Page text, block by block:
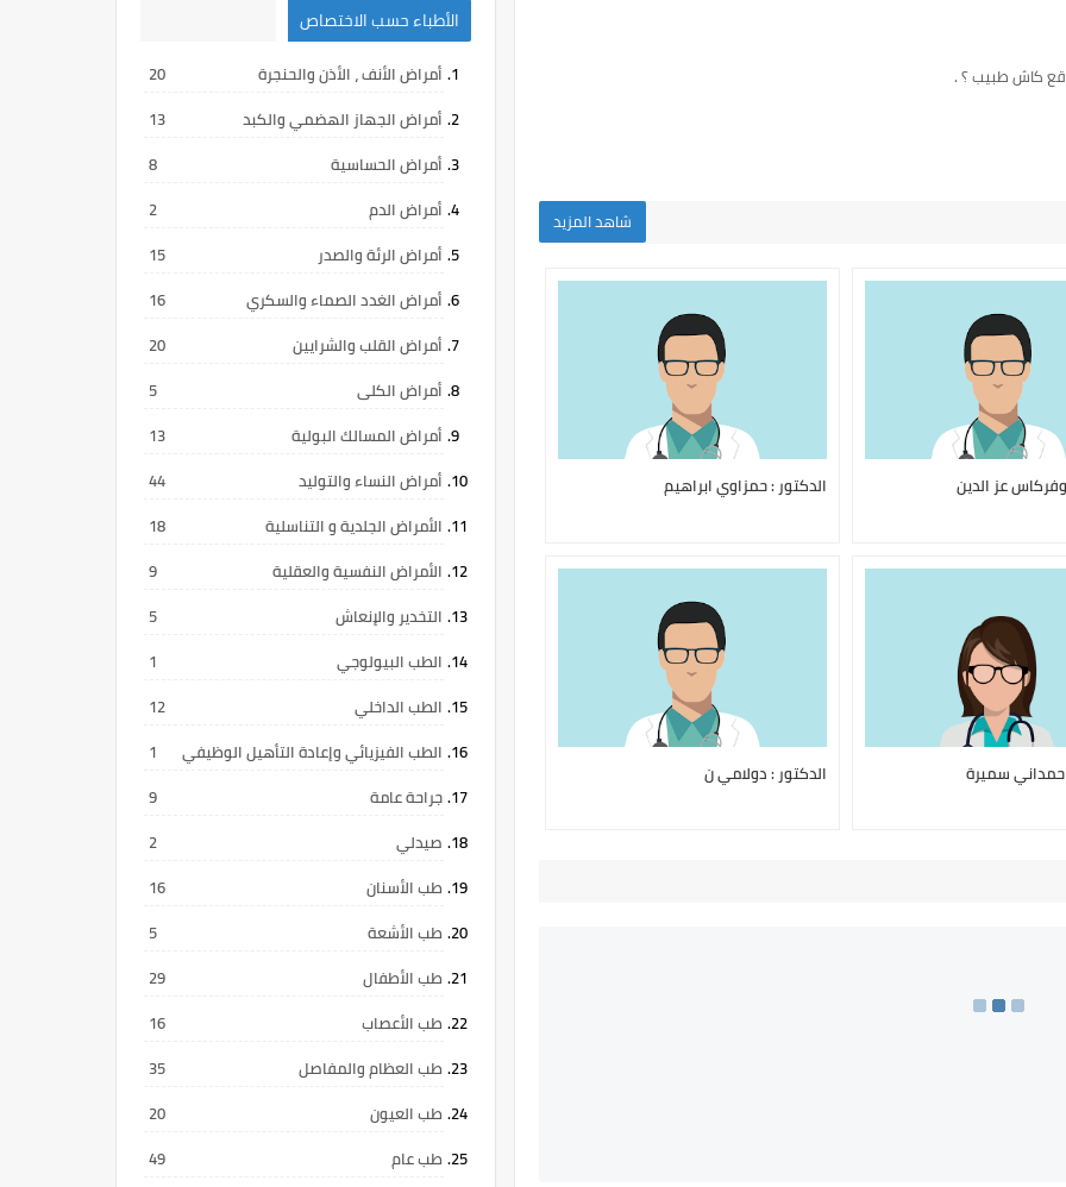
كاش طبيب ؟ .
شاهد المزيد
عز الدين الدكتور : حمزاوي ابراهيم
حمداني سميرة الدكتور : دولامي ن
الأطباء حسب الاختصاص
أمراض الأنف ، الأذن والحنجرة
20
أمراض الجهاز الهضمي والكبد
13
أمراض الحساسية
8
أمراض الدم
2
أمراض الرئة والصدر
15
أمراض الغدد الصماء والسكري
16
أمراض القلب والشرايين
20
أمراض الكلى
5
أمراض المسالك البولية
13
أمراض النساء والتوليد
44
الأمراض الجلدية و التناسلية
18
الأمراض النفسية والعقلية
9
التخدير والإنعاش
5
الطب البيولوجي
1
الطب الداخلي
12
الطب الفيزيائي وإعادة التأهيل الوظيفي
1
جراحة عامة
9
صيدلي
2
طب الأسنان
16
طب الأشعة
5
طب الأطفال
29
طب الأعصاب
16
طب العظام والمفاصل
35
طب العيون
20
طب عام
49